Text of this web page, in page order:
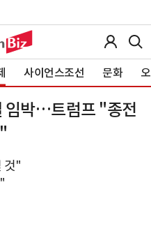
사이언스조선 문화
임박…트럼프 "종전
것"